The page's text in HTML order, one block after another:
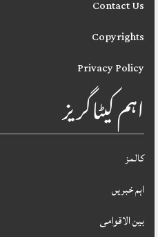
Contact Us
Copyrights
Privacy Policy
اہم کیٹاگریز
کالمز
اہم خبریں
بین الاقوامی